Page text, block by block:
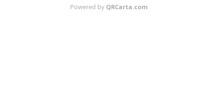
Powered by QRCarta.com